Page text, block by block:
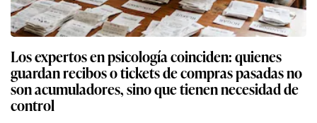
Los expertos en psicología coinciden: quienes
guardan recibos o tickets de compras pasadas no
son acumuladores, sino que tienen necesidad de
control